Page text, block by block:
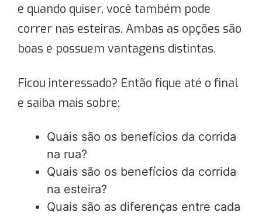
e quando quiser, você também pode
correr nas esteiras. Ambas as opções são
boas e possuem vantagens distintas.
Ficou interessado? Então fique até o final
e saiba mais sobre:
Quais são os benefícios da corrida
na rua?
Quais são os benefícios da corrida
na esteira?
Quais são as diferenças entre cada